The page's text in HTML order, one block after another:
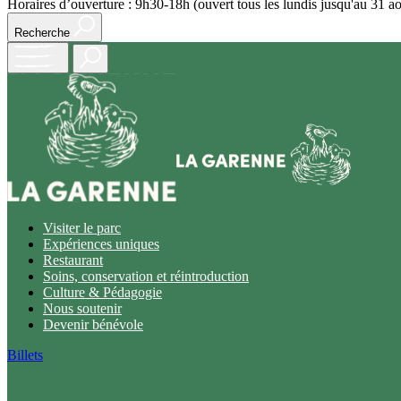
Horaires d’ouverture : 9h30-18h (ouvert tous les lundis jusqu'au 31
Recherche
menu
Visiter le parc
Expériences uniques
Restaurant
Soins, conservation et réintroduction
Culture & Pédagogie
Nous soutenir
Devenir bénévole
Billets